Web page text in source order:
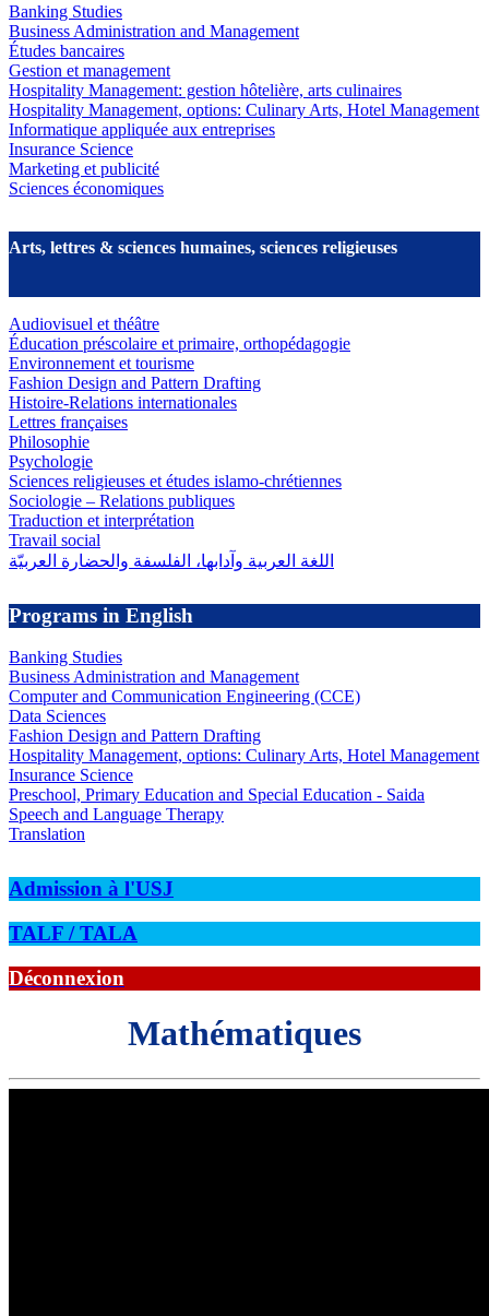
Banking Studies
Business Administration and Management
Études bancaires
Gestion et management
Hospitality Management: gestion hôtelière, arts culinaires
Hospitality Management, options: Culinary Arts, Hotel Management
Informatique appliquée aux entreprises
Insurance Science
Marketing et publicité
Sciences économiques
Arts, lettres & sciences humaines, sciences religieuses
Audiovisuel et théâtre
Éducation préscolaire et primaire, orthopédagogie
Environnement et tourisme
Fashion Design and Pattern Drafting
Histoire-Relations internationales
Lettres françaises
Philosophie
Psychologie
Sciences religieuses et études islamo-chrétiennes
Sociologie – Relations publiques
Traduction et interprétation
Travail social
اللغة العربية وآدابها، الفلسفة والحضارة العربيّة
Programs in English
Banking Studies
Business Administration and Management
Computer and Communication Engineering (CCE)
Data Sciences
Fashion Design and Pattern Drafting
Hospitality Management, options: Culinary Arts, Hotel Management
Insurance Science
Preschool, Primary Education and Special Education - Saida
Speech and Language Therapy
Translation
Admission à l'USJ
TALF / TALA
Déconnexion
Mathématiques